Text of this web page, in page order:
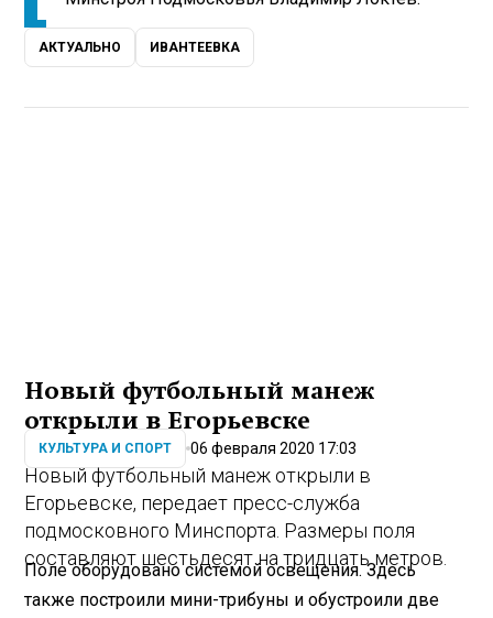
АКТУАЛЬНО ИВАНТЕЕВКА
Новый футбольный манеж
открыли в Егорьевске
КУЛЬТУРА И СПОРТ 06 февраля 2020 17:03
Новый футбольный манеж открыли в
Егорьевске, передает пресс-служба
подмосковного Минспорта. Размеры поля
составляют шестьдесят на тридцать метров.
Поле оборудовано системой освещения. Здесь
также построили мини-трибуны и обустроили две